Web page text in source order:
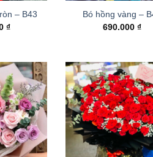
– B43
₫
Bó hồng vàng –
690.000 ₫